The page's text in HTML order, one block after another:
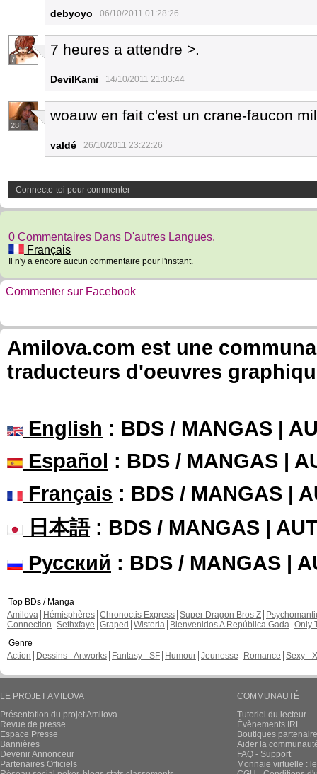
debyoyo 06/10/2011 01:28:26
7
7 heures a attendre >.
DevilKami 14/10/2011 21:03:44
28
woauw en fait c'est un crane-faucon
valdé 26/10/2011 23:22:26
Connecte-toi pour commenter
0 Commentaires Dans D'autres Langues.
Français
Il n'y a encore aucun commentaire pour l'instant.
Commenter sur Facebook
Amilova.com est une
traducteurs d'oeuvres
English : BDS / MANGAS |
Español : BDS / MANGAS |
Français : BDS / MANGAS |
日本語: BDS / MANGAS |
Русский : BDS / MANGAS |
Top BDs / Manga
Amilova
Hémisphères Chronoctis Express Super Dragon Bros Z
Connection Sethxfaye Graped Wisteria Bienvenidos A República Gada Only
Genre
Action
Dessins - Artworks Fantasy - SF Humour Jeunesse Romance Sexy -
LE PROJET AMILOVA
Présentation du projet Amilova
Revue de presse
Espace Presse
Bannières
Devenir Annonceur
Partenaires Officiels
COMMUNAUTÉ
Tutoriel du lecteur
Évènements IRL
Boutiques
Aider la
FAQ - Support
Monnaie virtuelle :